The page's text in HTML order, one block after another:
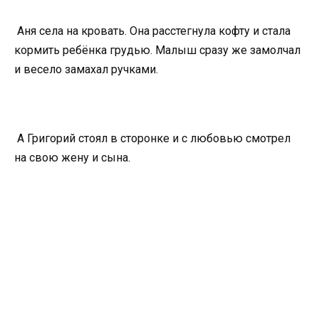
Аня села на кровать. Она расстегнула кофту и стала
кормить ребёнка грудью. Малыш сразу же замолчал
и весело замахал ручками.
А Григорий стоял в сторонке и с любовью смотрел
на свою жену и сына.